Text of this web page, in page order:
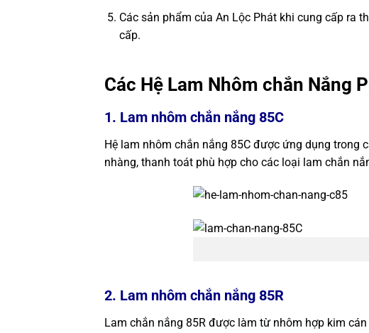
Các sản phẩm của An Lộc Phát khi cung cấp ra
cấp.
Các Hệ Lam Nhôm chắn Nắng
1. Lam nhôm chắn nắng 85C
Hệ lam nhôm chắn nắng 85C được ứng dụng trong
nhàng, thanh toát phù hợp cho các loại lam chắn
2. Lam nhôm chắn nắng 85R
Lam chắn nắng 85R được làm từ nhôm hợp kim